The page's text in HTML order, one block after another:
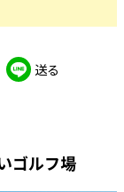
送る
ゴルフ場